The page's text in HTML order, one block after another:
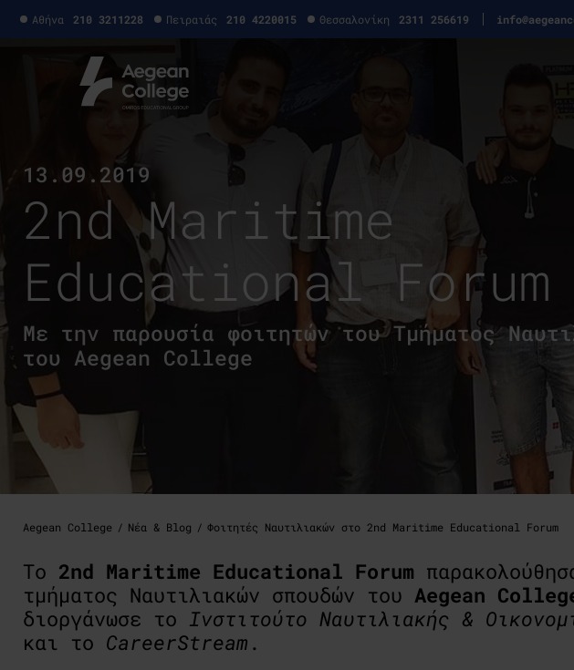
Αθήνα 210 3211228 Πειραιάς 210 4220015 Θεσσαλονίκη 2311 256619
13.09.2019
2nd Maritime
Educational Forum
Με την παρουσία φοιτητών του Τμήματος
του Aegean College
Aegean College Νέα & Blog Φοιτητές Ναυτιλιακών στο 2nd Maritime Educational Forum
To 2nd Maritime Educational Forum
τμήματος Ναυτιλιακών σπουδών του Aegean
διοργάνωσε το Ινστιτούτο Ναυτιλιακής &
και το CareerStream .